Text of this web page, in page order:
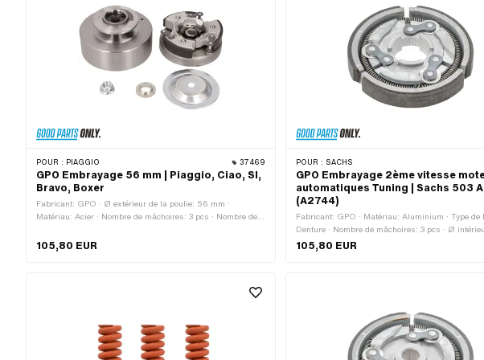
POUR : PIAGGIO 37469
GPO Embrayage 56 mm | Piaggio, Ciao, SI,
Bravo, Boxer
Fabricant: GPO · Ø extérieur de la poulie: 56 mm ·
Matériau: Acier · Nombre de mâchoires: 3 pcs · Nombre de
mm · Champ d'application: Standard · Ø extérieur: 90 mm
· Piaggio numéro OEM: 1651505 · Piaggio numéro OEM:
105,80 EUR
POUR : SACHS
GPO Embrayage 2ème vitesse
automatiques Tuning | Sachs 503
(A2744)
Fabricant: GPO · Matériau: Aluminium · Type de
Denture · Nombre de mâchoires: 3 pcs · Ø
mm · Ø extérieur: 83.5 mm · Épaisseur: 12.3 mm
d'application: Standard · Pony numéro OEM:
105,80 EUR